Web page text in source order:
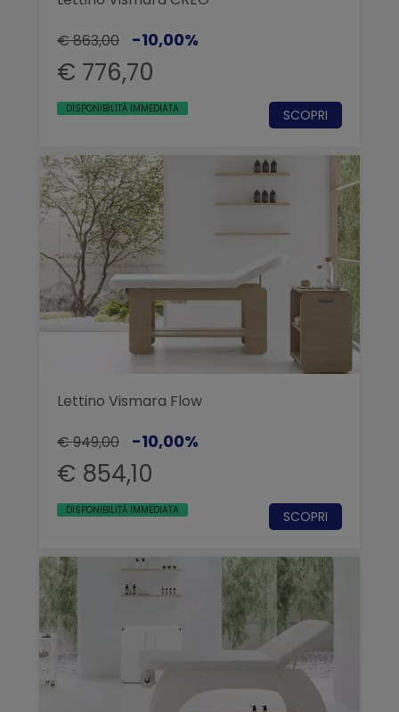
€ 863,00
-10,00%
€ 776,70
DISPONIBILITÀ IMMEDIATA SCOPRI
Lettino Vismara Flow
€ 949,00
-10,00%
€ 854,10
DISPONIBILITÀ IMMEDIATA SCOPRI